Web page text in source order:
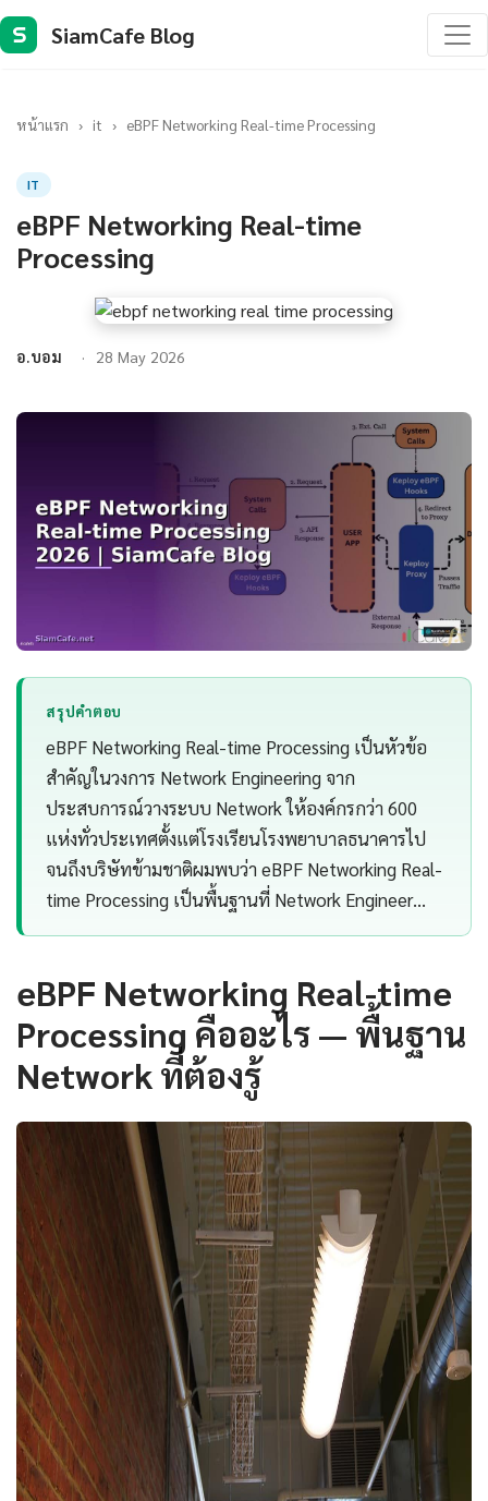
S SiamCafe Blog
หน้าแรก › it › eBPF Networking Real-time Processing
IT
eBPF Networking Real-time
Processing
อ.บอม 28 May 2026
สรุปคำตอบ
eBPF Networking Real-time Processing เป็นหัวข้อ
สำคัญในวงการ Network Engineering จาก
ประสบการณ์วางระบบ Network ให้องค์กรกว่า 600
แห่งทั่วประเทศตั้งแต่โรงเรียนโรงพยาบาลธนาคารไป
จนถึงบริษัทข้ามชาติผมพบว่า eBPF Networking Real-
time Processing เป็นพื้นฐานที่ Network Engineer…
eBPF Networking Real-time
Processing คืออะไร — พื้นฐาน
Network ที่ต้องรู้